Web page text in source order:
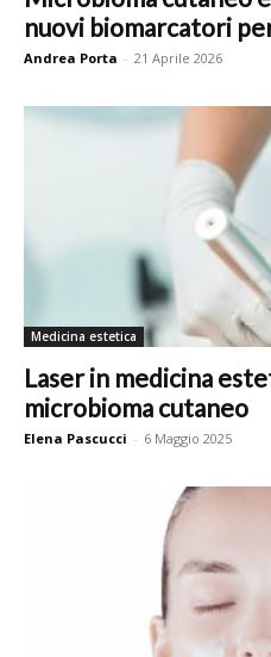
nuovi biomarcatori
Andrea Porta - 21 Aprile 2026
Medicina estetica
Laser in medicina
microbioma cutaneo
Elena Pascucci - 6 Maggio 2025